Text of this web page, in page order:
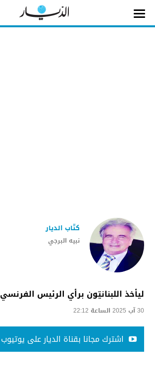
نبيه البرجي
كتّاب الديار
ليأخذ اللبنانيّون برأي الرئيس الفرنسي
30 آب 2025 الساعة 22:12
اشترك مجانا بقناة الديار على يوتيوب